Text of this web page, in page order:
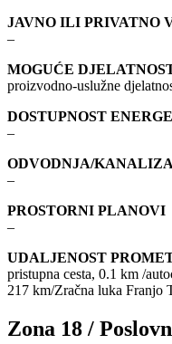
JAVNO ILI PRIVATNO
–
MOGUĆE
proizvodno-uslužne
DOSTUPNOST
–
ODVODNJA/
–
PROSTORNI PLANOVI
–
UDALJENOST
pristupna cesta, 0.1 km /
217 km/Zračna luka Franjo
Zona 18 /